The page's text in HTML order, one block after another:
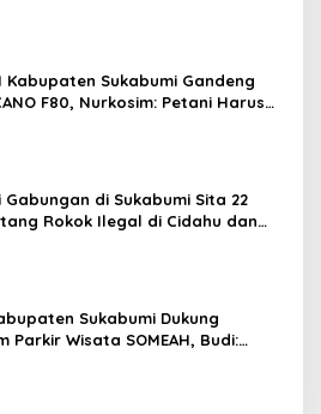
Kabupaten Sukabumi Gandeng
F80, Nurkosim: Petani Harus
Gabungan di Sukabumi Sita 22
Rokok Ilegal di Cidahu dan
Sukabumi Dukung
Parkir Wisata SOMEAH, Budi: